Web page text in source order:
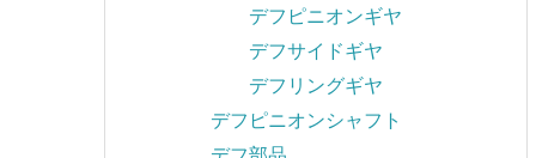
デフピニオンギヤ
デフサイドギヤ
デフリングギヤ
デフピニオンシャフト